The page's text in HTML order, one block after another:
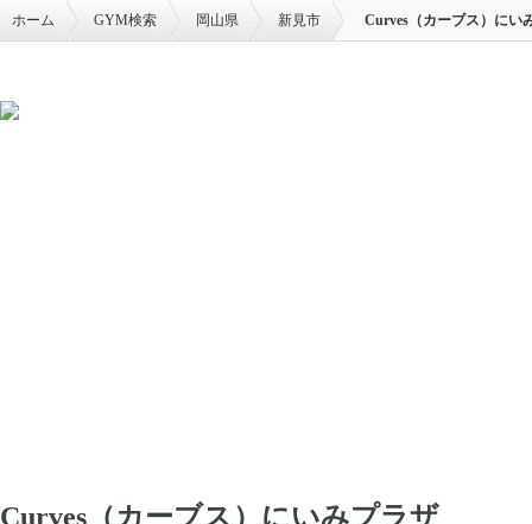
ホーム GYM検索 岡山県 新見市 Curves（カーブス）にい
Curves（カーブス）にいみプラザ